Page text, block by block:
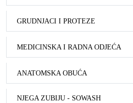
GRUDNJACI I PROTEZE
MEDICINSKA I RADNA ODJEĆA
ANATOMSKA OBUĆA
NJEGA ZUBIJU - SOWASH